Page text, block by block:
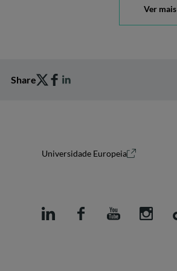
Ver
Share
Universidade Europeia